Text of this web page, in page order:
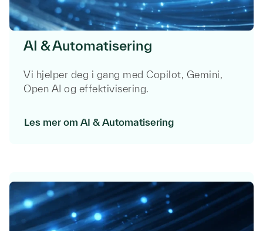
AI &Automatisering
Vi hjelper deg i gang med Copilot, Gemini,
Open AI og effektivisering.
Les mer om AI & Automatisering
Fornavn
E-post